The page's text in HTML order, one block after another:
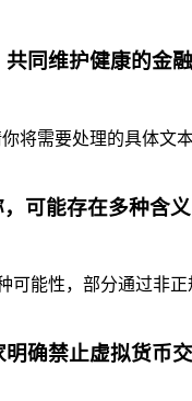
同维护健康的
需要处理的具体文
可能存在多种含
能性，部分通过非
确禁止虚拟货币